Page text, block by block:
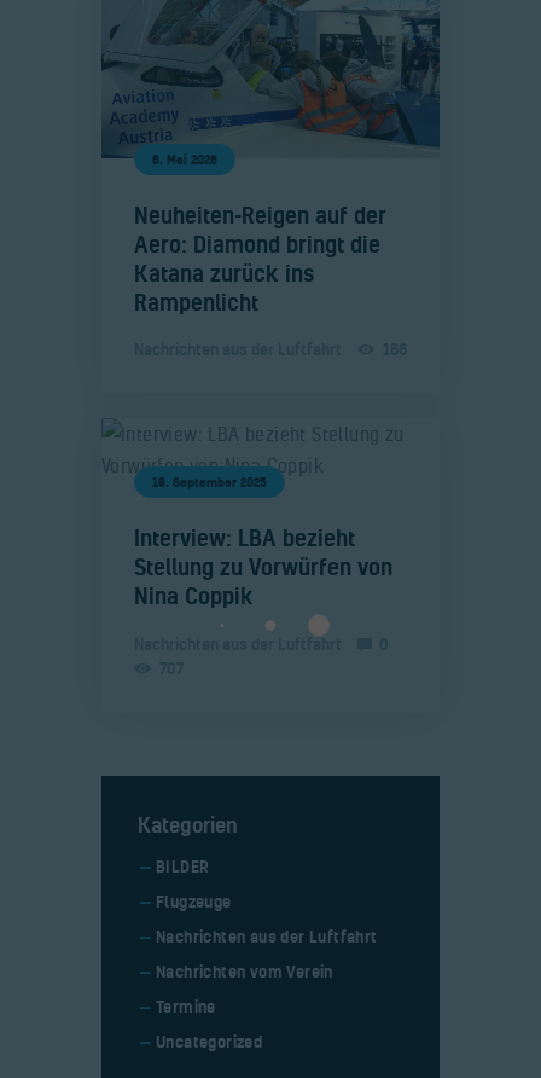
6. Mai 2026
​Neuheiten-Reigen auf der
Aero: Diamond bringt die
Katana zurück ins
Rampenlicht
19. September 2025
​Interview: LBA bezieht
Stellung zu Vorwürfen von
Nina Coppik
Nachrichten aus der Luftfahrt
Kategorien
BILDER
Flugzeuge
Nachrichten aus der Luftfahrt
Nachrichten vom Verein
Termine
Uncategorized